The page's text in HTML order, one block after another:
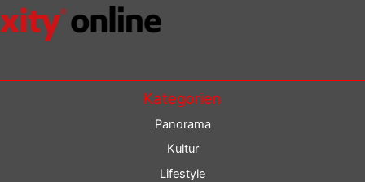
Kategorien
Panorama
Kultur
Lifestyle